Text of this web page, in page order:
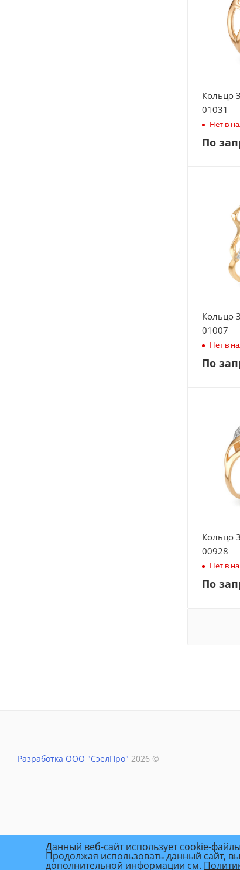
Кольцо
01031
Нет в
По
Кольцо
01007
Нет в
По
Кольцо
00928
Нет в
По
Разработка ООО "СэелПро" 2026 ©
Данный веб-сайт использует cookie-
Продолжая использовать данный сайт,
дополнительной информации см.